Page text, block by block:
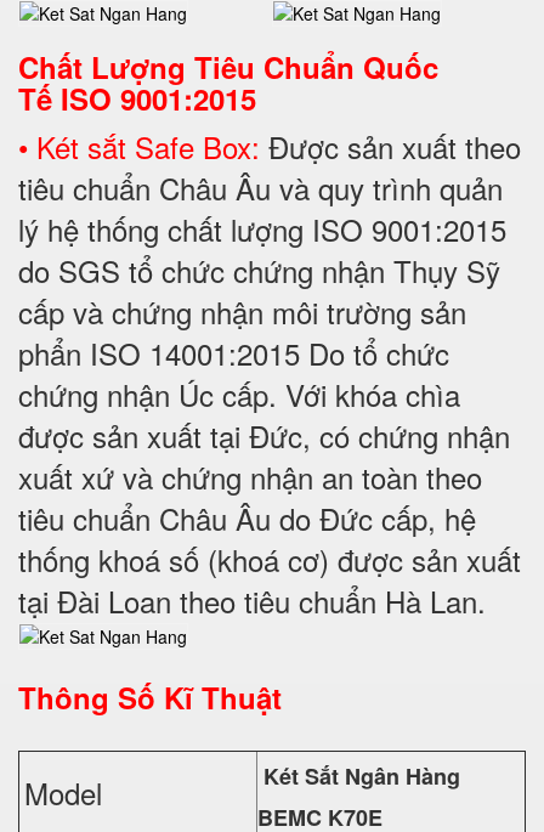
Chất Lượng Tiêu Chuẩn Quốc
Tế ISO 9001:2015
• Két sắt Safe Box: Được sản xuất theo
tiêu chuẩn Châu Âu và quy trình quản
lý hệ thống chất lượng ISO 9001:2015
do SGS tổ chức chứng nhận Thụy Sỹ
cấp và chứng nhận môi trường sản
phẩn ISO 14001:2015 Do tổ chức
chứng nhận Úc cấp. Với khóa chìa
được sản xuất tại Đức, có chứng nhận
xuất xứ và chứng nhận an toàn theo
tiêu chuẩn Châu Âu do Đức cấp, hệ
thống khoá số (khoá cơ) được sản xuất
tại Đài Loan theo tiêu chuẩn Hà Lan.
Thông Số Kĩ Thuật
Model
Két Sắt Ngân Hàng
BEMC K70E